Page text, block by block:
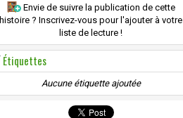
Envie de suivre la publication de cette
histoire ? Inscrivez-vous pour l'ajouter à votre
liste de lecture !
Étiquettes
Aucune étiquette ajoutée